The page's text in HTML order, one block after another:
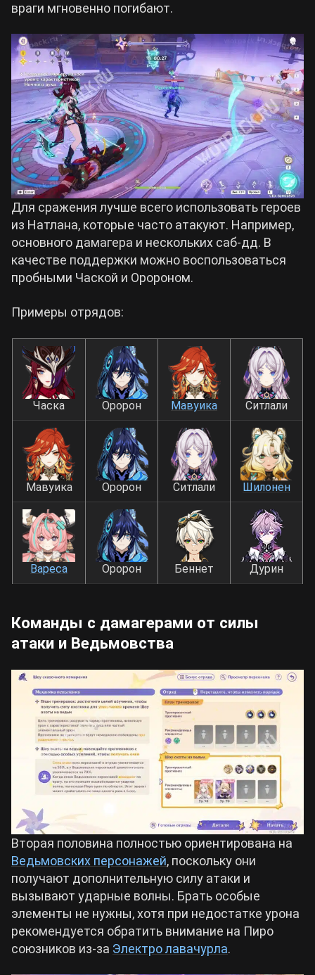
враги мгновенно погибают.
Для сражения лучше всего использовать героев
из Натлана, которые часто атакуют. Например,
основного дамагера и нескольких саб-дд. В
качестве поддержки можно воспользоваться
пробными Чаской и Оророном.
Примеры отрядов:
Часка Оророн Мавуика Ситлали
Мавуика Оророн Ситлали Шилонен
Вареса Оророн Беннет Дурин
Команды с дамагерами от силы
атаки и Ведьмовства
Вторая половина полностью ориентирована на
Ведьмовских персонажей, поскольку они
получают дополнительную силу атаки и
вызывают ударные волны. Брать особые
элементы не нужны, хотя при недостатке урона
рекомендуется обратить внимание на Пиро
союзников из-за Электро лавачурла.